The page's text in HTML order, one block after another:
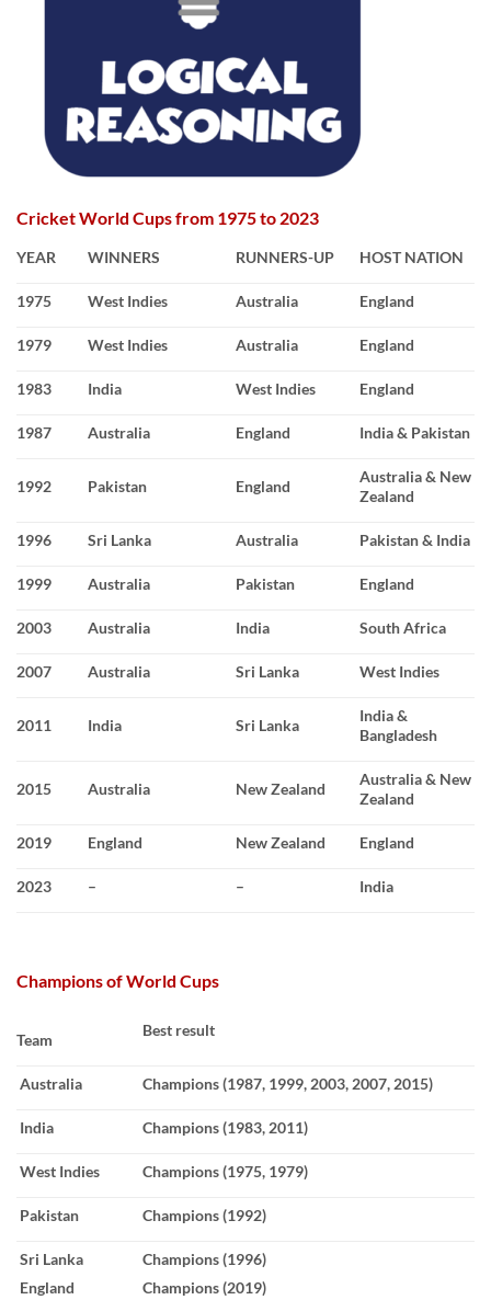
Cricket World Cups from 1975 to 2023
YEAR WINNERS RUNNERS-UP HOST NATION
1975 West Indies Australia England
1979 West Indies Australia England
1983 India West Indies England
1987 Australia England India & Pakistan
1992 Pakistan England
Australia & New
Zealand
1996 Sri Lanka Australia Pakistan & India
1999 Australia Pakistan England
2003 Australia India South Africa
2007 Australia Sri Lanka West Indies
2011 India Sri Lanka
India &
Bangladesh
2015 Australia New Zealand
Australia & New
Zealand
2019 England New Zealand England
2023 – – India
Champions of World Cups
Team
Best result
Australia Champions(1987, 1999, 2003, 2007, 2015)
India Champions(1983, 2011)
West Indies Champions(1975, 1979)
Pakistan Champions(1992)
Sri Lanka
England
Champions(1996)
Champions(2019)